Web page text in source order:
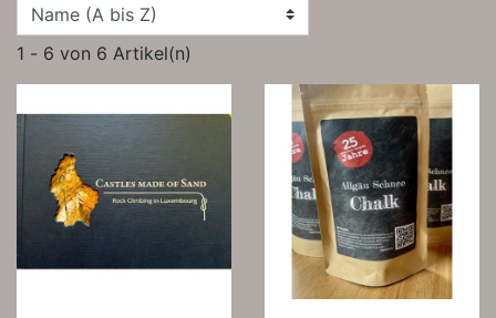
1 - 6 von 6 Artikel(n)